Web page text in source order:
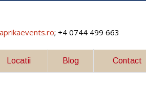
; +4 0744 499 663
Locatii Blog Contact